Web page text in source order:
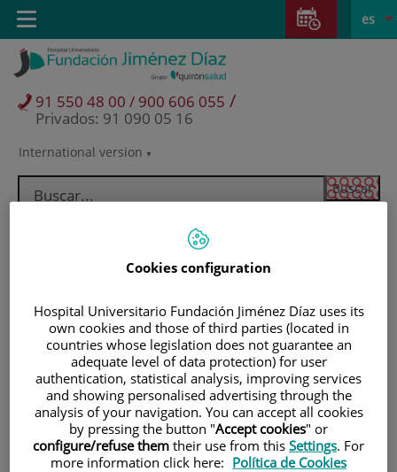
Saltar al contenido
Saltar
contenido
Selector
idioma
activo
es
International version
91 550 48 00 / 900 606 055 /
Privados: 91 090 05 16
Toggle
navigation
Pacientes y visitantes
Cookies configuration
Hospital Universitario Fundación Jiménez Díaz uses its
own cookies and those of third parties (located in
countries whose legislation does not guarantee an
adequate level of data protection) for user
authentication, statistical analysis, improving services
and showing personalised advertising through the
analysis of your navigation. You can accept all cookies
by pressing the button "Accept cookies" or
configure/refuse them their use from this Settings. For
more information click here: Política de Cookies